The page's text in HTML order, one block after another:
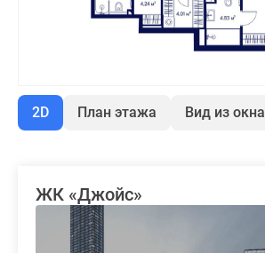
2D План этажа Вид из окна
ЖК «Джойс»